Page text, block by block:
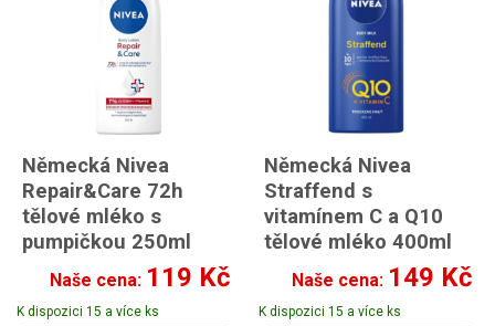
Německá Nivea
Repair&Care 72h
tělové mléko s
pumpičkou 250ml
Naše cena: 119 Kč
K dispozici 15 a více ks
Německá Nivea
Straffend s
vitamínem C a Q10
tělové mléko 400ml
Naše cena: 149 Kč
K dispozici 15 a více ks